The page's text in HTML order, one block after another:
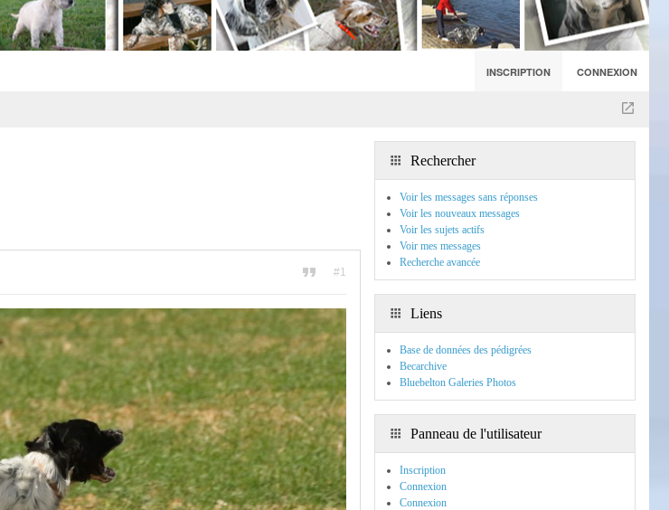
INSCRIPTION CONNEXION
#1
Rechercher
Voir les messages sans réponses
Voir les nouveaux messages
Voir les sujets actifs
Voir mes messages
Recherche avancée
Liens
Base de données des pédigrées
Becarchive
Bluebelton Galeries Photos
Panneau de l'utilisateur
Inscription
Connexion
Connexion